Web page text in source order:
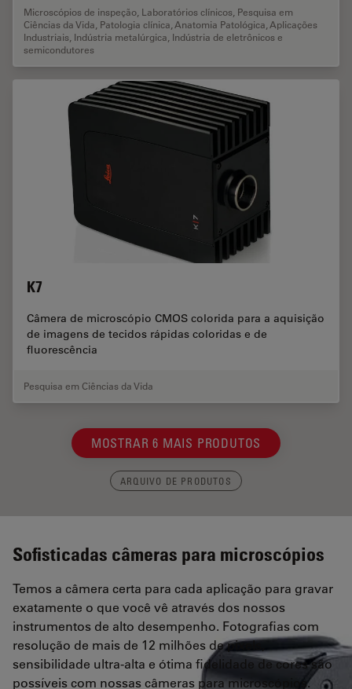
Microscópios de inspeção, Laboratórios clínicos, Pesquisa em
Ciências da Vida, Patologia clínica,Anatomia Patológica,Aplicações
Industriais, Indústria metalúrgica, Indústria de eletrônicos e
semicondutores
K7
Câmera de microscópio CMOS colorida para a aquisição
de imagens de tecidos rápidas coloridas e de
fluorescência
Pesquisa em Ciências da Vida
MOSTRAR 6 MAIS PRODUTOS
ARQUIVO DE PRODUTOS
Sofisticadas câmeras para microscópios
Temos a câmera certa para cada aplicação para gravar
exatamente o que você vê através dos nossos
instrumentos de alto desempenho. Fotografias com
resolução de mais de 12 milhões de pixels,
sensibilidade ultra-alta e ótima fidelidade de cores são
possíveis com nossas câmeras para microscópios.